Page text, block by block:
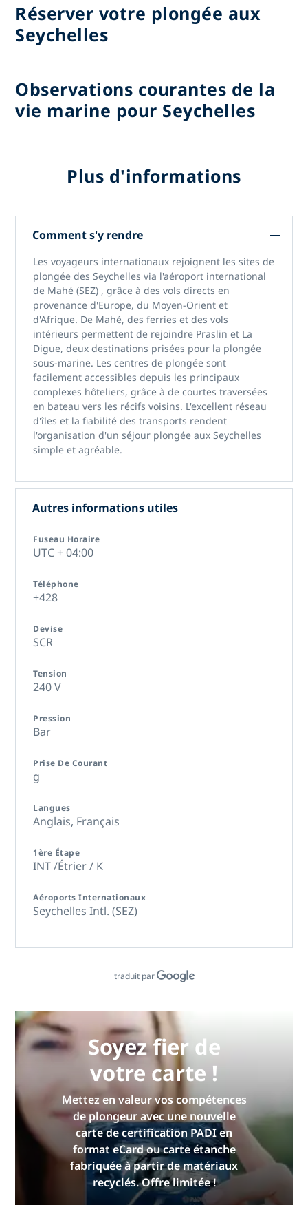
Réserver votre plongée aux
Seychelles
Observations courantes de la
vie marine pour Seychelles
Plus d'informations
Comment s'y rendre
Les voyageurs internationaux rejoignent les sites de
plongée des Seychelles via l'aéroport international
de Mahé (SEZ) , grâce à des vols directs en
provenance d'Europe, du Moyen-Orient et
d'Afrique. De Mahé, des ferries et des vols
intérieurs permettent de rejoindre Praslin et La
Digue, deux destinations prisées pour la plongée
sous-marine. Les centres de plongée sont
facilement accessibles depuis les principaux
complexes hôteliers, grâce à de courtes traversées
en bateau vers les récifs voisins. L'excellent réseau
d'îles et la fiabilité des transports rendent
l'organisation d'unséjour plongée aux Seychelles
simple et agréable.
Autres informations utiles
Fuseau Horaire
UTC + 04:00
Téléphone
+428
Devise
SCR
Tension
240 V
Pression
Bar
Prise De Courant
g
Langues
Anglais, Français
1ère Étape
INT /Étrier / K
Aéroports Internationaux
Seychelles Intl. (SEZ)
traduit par
Soyez fier de
votre carte !
Mettez en valeur vos compétences
de plongeur avec une nouvelle
carte de certification PADI en
format eCard ou carte étanche
fabriquée à partir de matériaux
recyclés. Offre limitée !